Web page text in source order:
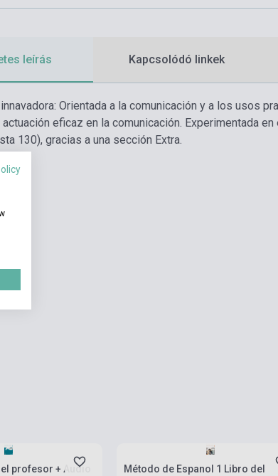
leírás Kapcsolódó linkek
Orientada a la comunicación y a los usos
actuación eficaz en la comunicación. Experimentada
130), gracias a una sección Extra.
profesor + Audio
Método de Espanol 1 Libro del